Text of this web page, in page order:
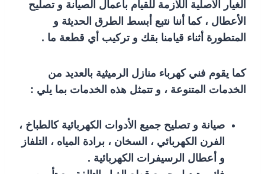
الغيار الأصلية اللازمة للقيام بأعمال الصيانة و تصليح
الأعطال ، كما أننا نتبع أبسط الطرق الحديثة و
المتطورة أثناء قيامنا بقك و تركيب أي قطعة ما .
كما يقوم فني كهرباء منازل الرميثية بالعديد من
الخدمات المتنوعة ، و تتمثل هذه الخدمات بما يلي :
صيانة و تصليح جميع الأدوات الكهربائية كالطباخ ،
الفرن الكهربائي ، السخان ، برادة المياه ، التلفاز
و أعطال الرسيفرات الكهربائية .